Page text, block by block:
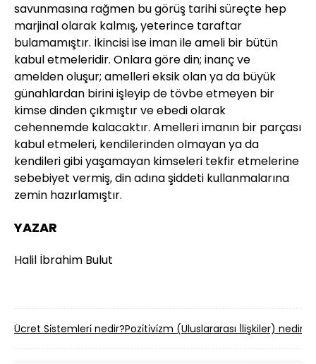
savunmasına rağmen bu görüş tarihi süreçte hep
marjinal olarak kalmış, yeterince taraftar
bulamamıştır. İkincisi ise iman ile ameli bir bütün
kabul etmeleridir. Onlara göre din; inanç ve
amelden oluşur; amelleri eksik olan ya da büyük
günahlardan birini işleyip de tövbe etmeyen bir
kimse dinden çıkmıştır ve ebedi olarak
cehennemde kalacaktır. Amelleri imanın bir parçası
kabul etmeleri, kendilerinden olmayan ya da
kendileri gibi yaşamayan kimseleri tekfir etmelerine
sebebiyet vermiş, din adına şiddeti kullanmalarına
zemin hazırlamıştır.
YAZAR
Halil İbrahim Bulut
Ücret Si̇stemleri̇ nedir?Pozi̇ti̇vi̇zm (Uluslararası İ̇lişkiler) nedir?